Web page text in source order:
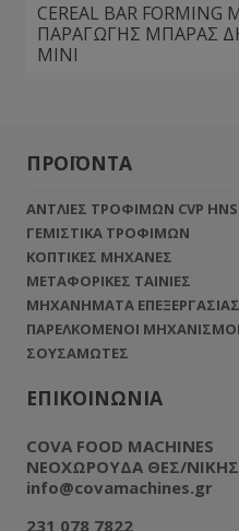
CEREAL BAR
ΠΑΡΑΓΩΓΗΣ ΜΠΑΡΑΣ
MINI
ΠΡΟΪΟΝΤΑ
ΑΝΤΛΙΕΣ ΤΡΟΦΙΜΩΝ CVP HNS
ΓΕΜΙΣΤΙΚΑ ΤΡΟΦΙΜΩΝ
ΚΟΠΤΙΚΕΣ ΜΗΧΑΝΕΣ
ΜΕΤΑΦΟΡΙΚΕΣ ΤΑΙΝΙΕΣ
ΜΗΧΑΝΗΜΑΤΑ
ΠΑΡΕΛΚΟΜΕΝΟΙ
ΣΟΥΣΑΜΩΤΕΣ
ΕΠΙΚΟΙΝΩΝΙΑ
COVA FOOD MACHINES
NEOXΩΡΟΥΔΑ ΘΕΣ/ΝΙΚΗΣ
info@covamachines.gr
231 078 7822